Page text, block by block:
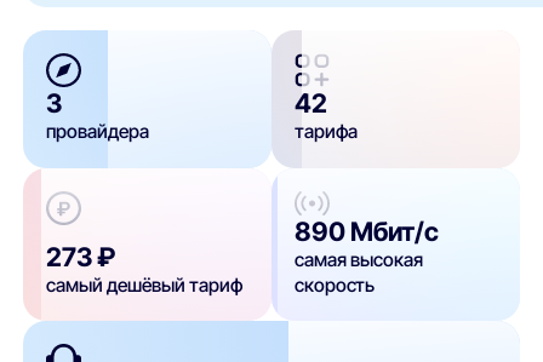
3
провайдера
42
тарифа
273 ₽
самый дешёвый тариф
890 Мбит/с
самая высокая
скорость